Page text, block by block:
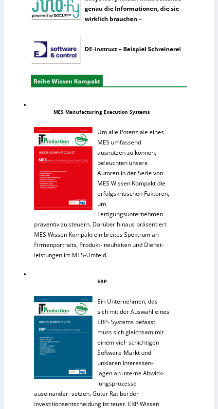
genau die Informationen, die sie
wirklich brauchen –
DE-instruct – Beispiel Schreinerei
Reihe Wissen Kompakt
MES Manufacturing Execution Systems
Um alle Potenziale eines
MES umfassend
ausnutzen zu können,
beleuchten unsere
Autoren in der Serie von
MES Wissen Kompakt die
erfolgskritischen Faktoren,
um
Fertigungsunternehmen
präventiv zu steuern. Darüber hinaus präsentiert
MES Wissen Kompakt ein breites Spektrum an
Firmenportraits, Produkt- neuheiten und Dienst-
leistungen im MES-Umfeld.
ERP
Ein Unternehmen, das
sich mit der Auswahl eines
ERP- Systems befasst,
muss sich gleichsam mit
einem viel- schichtigen
Software-Markt und
unklaren Interessen-
lagen an interne Abwick-
lungsprozesse
auseinander- setzen. Guter Rat bei der
Investitionsentscheidung ist teuer. ERP Wissen